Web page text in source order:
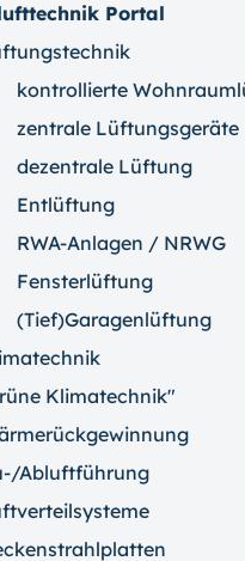
Portal
kontrollierte
zentrale Lüftungsgeräte
dezentrale Lüftung
Entlüftung
RWA-Anlagen / NRWG
Fensterlüftung
(Tief)Garagenlüftung
Klimatechnik"
Abluftführung